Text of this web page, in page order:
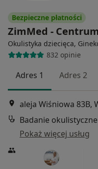
Bezpieczne płatności
ZimMed -
Okulistyka dziecięca,
832 opinie
Adres 1 Adres 2
aleja Wiśniowa 83B,
Badanie
Pokaż więcej usług